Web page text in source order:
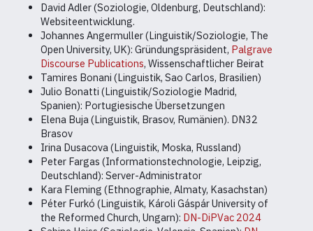
David Adler (Soziologie, Oldenburg, Deutschland):
Websiteentwicklung.
Johannes Angermuller (Linguistik/Soziologie, The
Open University, UK): Gründungspräsident, Palgrave
Discourse Publications, Wissenschaftlicher Beirat
Tamires Bonani (Linguistik, Sao Carlos, Brasilien)
Julio Bonatti (Linguistik/Soziologie Madrid,
Spanien): Portugiesische Übersetzungen
Elena Buja (Linguistik, Brasov, Rumänien). DN32
Brasov
Irina Dusacova (Linguistik, Moska, Russland)
Peter Fargas (Informationstechnologie, Leipzig,
Deutschland): Server-Administrator
Kara Fleming (Ethnographie, Almaty, Kasachstan)
Péter Furkó (Linguistik, Károli Gáspár University of
the Reformed Church, Ungarn): DN-DiPVac 2024